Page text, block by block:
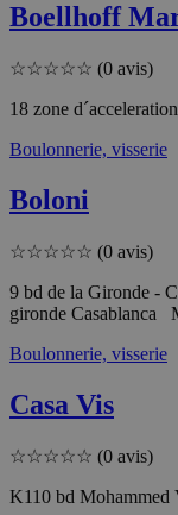
Boellhoff
☆☆☆☆☆ (0 avis)
18 zone
Boulonnerie, visserie
Boloni
☆☆☆☆☆ (0 avis)
9 bd de la Gironde -
gironde Casablanca
Boulonnerie, visserie
Casa Vis
☆☆☆☆☆ (0 avis)
K110 bd